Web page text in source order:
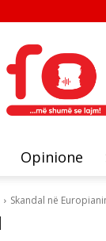
FOL
Opinione
Skandal në